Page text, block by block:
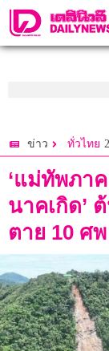
ข่าว ทั่วไทย
‘แม่ทัพภาค
นาคเกิด’
ตาย 10 ศพ